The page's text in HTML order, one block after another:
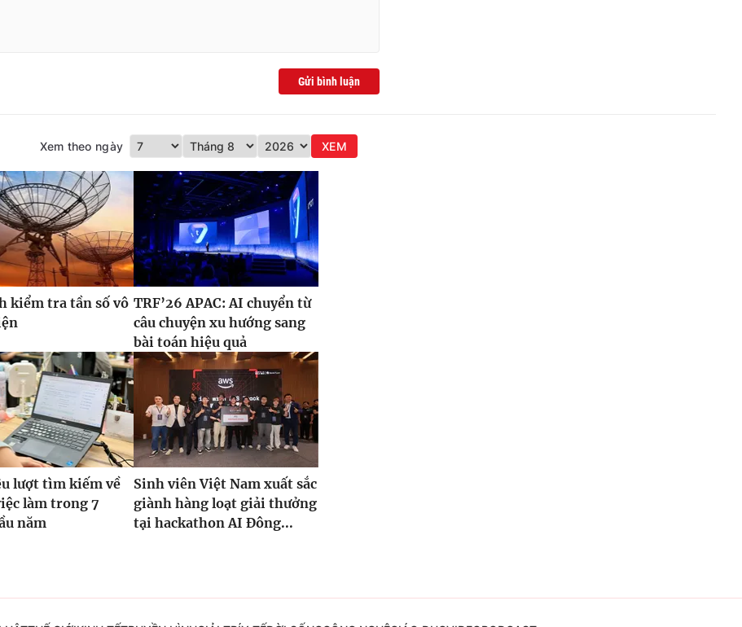
Gửi bình luận
Xem theo ngày XEM
kiểm tra tần số vô TRF’26 APAC: AI chuyển từ
câu chuyện xu hướng sang
bài toán hiệu quả
lượt tìm kiếm về
làm trong 7
năm
Sinh viên Việt Nam xuất sắc
giành hàng loạt giải thưởng
tại hackathon AI Đông...